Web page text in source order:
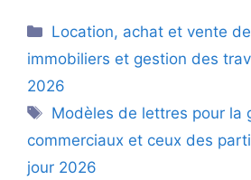
Catégories
Location, achat et vente
immobiliers et gestion des
2026
Étiquettes
Modèles de lettres pour la
commerciaux et ceux des
jour 2026